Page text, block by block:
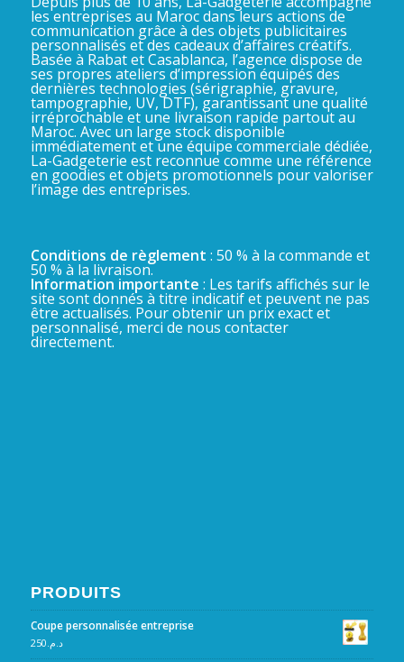
les entreprises au Maroc dans leurs actions de
communication grâce à des objets publicitaires
personnalisés et des cadeaux d’affaires créatifs.
Basée à Rabat et Casablanca, l’agence dispose de
ses propres ateliers d’impression équipés des
dernières technologies (sérigraphie, gravure,
tampographie, UV, DTF), garantissant une qualité
irréprochable et une livraison rapide partout au
Maroc. Avec un large stock disponible
immédiatement et une équipe commerciale dédiée,
La-Gadgeterie est reconnue comme une référence
en goodies et objets promotionnels pour valoriser
l’image des entreprises.
Conditions de règlement : 50 % à la commande et
50 % à la livraison.
Information importante : Les tarifs affichés sur le
site sont donnés à titre indicatif et peuvent ne pas
être actualisés. Pour obtenir un prix exact et
personnalisé, merci de nous contacter
directement.
PRODUITS
Coupe personnalisée entreprise
د.م. 250